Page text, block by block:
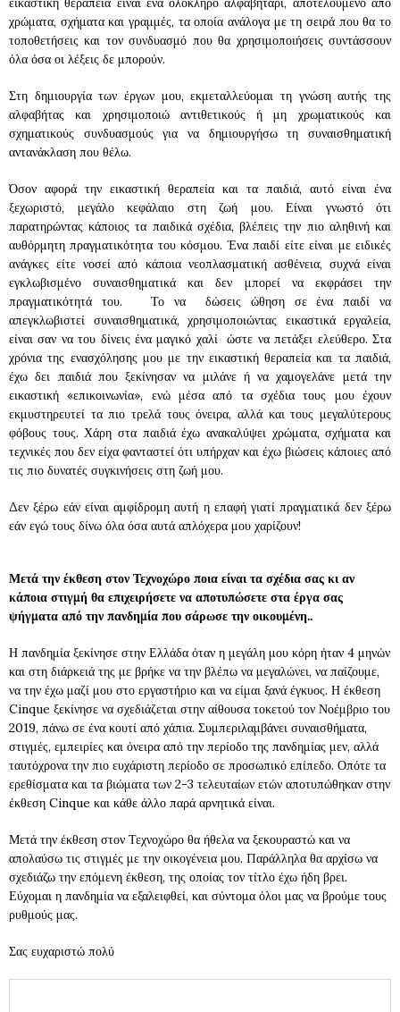
χρώματα, σχήματα και γραμμές, τα οποία ανάλογα με τη σειρά που θα το
τοποθετήσεις και τον συνδυασμό που θα χρησιμοποιήσεις συντάσσουν
όλα όσα οι λέξεις δε μπορούν.
Στη δημιουργία των έργων μου, εκμεταλλεύομαι τη γνώση αυτής της
αλφαβήτας και χρησιμοποιώ αντιθετικούς ή μη χρωματικούς και
σχηματικούς συνδυασμούς για να δημιουργήσω τη συναισθηματική
αντανάκλαση που θέλω.
Όσον αφορά την εικαστική θεραπεία και τα παιδιά, αυτό είναι ένα
ξεχωριστό, μεγάλο κεφάλαιο στη ζωή μου. Είναι γνωστό ότι
παρατηρώντας κάποιος τα παιδικά σχέδια, βλέπεις την πιο αληθινή και
αυθόρμητη πραγματικότητα του κόσμου. Ένα παιδί είτε είναι με ειδικές
ανάγκες είτε νοσεί από κάποια νεοπλασματική ασθένεια, συχνά είναι
εγκλωβισμένο συναισθηματικά και δεν μπορεί να εκφράσει την
πραγματικότητά του. Το να δώσεις ώθηση σε ένα παιδί να
απεγκλωβιστεί συναισθηματικά, χρησιμοποιώντας εικαστικά εργαλεία,
είναι σαν να του δίνεις ένα μαγικό χαλί ώστε να πετάξει ελεύθερο. Στα
χρόνια της ενασχόλησης μου με την εικαστική θεραπεία και τα παιδιά,
έχω δει παιδιά που ξεκίνησαν να μιλάνε ή να χαμογελάνε μετά την
εικαστική «επικοινωνία», ενώ μέσα από τα σχέδια τους μου έχουν
εκμυστηρευτεί τα πιο τρελά τους όνειρα, αλλά και τους μεγαλύτερους
φόβους τους. Χάρη στα παιδιά έχω ανακαλύψει χρώματα, σχήματα και
τεχνικές που δεν είχα φανταστεί ότι υπήρχαν και έχω βιώσεις κάποιες από
τις πιο δυνατές συγκινήσεις στη ζωή μου.
Δεν ξέρω εάν είναι αμφίδρομη αυτή η επαφή γιατί πραγματικά δεν ξέρω
εάν εγώ τους δίνω όλα όσα αυτά απλόχερα μου χαρίζουν!
Μετά την έκθεση στον Τεχνοχώρο ποια είναι τα σχέδια σας κι αν
κάποια στιγμή θα επιχειρήσετε να αποτυπώσετε στα έργα σας
ψήγματα από την πανδημία που σάρωσε την οικουμένη..
Η πανδημία ξεκίνησε στην Ελλάδα όταν η μεγάλη μου κόρη ήταν 4 μηνών
και στη διάρκειά της με βρήκε να την βλέπω να μεγαλώνει, να παίζουμε,
να την έχω μαζί μου στο εργαστήριο και να είμαι ξανά έγκυος. Η έκθεση
Cinque ξεκίνησε να σχεδιάζεται στην αίθουσα τοκετού τον Νοέμβριο του
2019, πάνω σε ένα κουτί από χάπια. Συμπεριλαμβάνει συναισθήματα,
στιγμές, εμπειρίες και όνειρα από την περίοδο της πανδημίας μεν, αλλά
ταυτόχρονα την πιο ευχάριστη περίοδο σε προσωπικό επίπεδο. Οπότε τα
ερεθίσματα και τα βιώματα των 2-3 τελευταίων ετών αποτυπώθηκαν στην
έκθεση Cinque και κάθε άλλο παρά αρνητικά είναι.
Μετά την έκθεση στον Τεχνοχώρο θα ήθελα να ξεκουραστώ και να
απολαύσω τις στιγμές με την οικογένεια μου. Παράλληλα θα αρχίσω να
σχεδιάζω την επόμενη έκθεση, της οποίας τον τίτλο έχω ήδη βρει.
Εύχομαι η πανδημία να εξαλειφθεί, και σύντομα όλοι μας να βρούμε τους
ρυθμούς μας.
Σας ευχαριστώ πολύ